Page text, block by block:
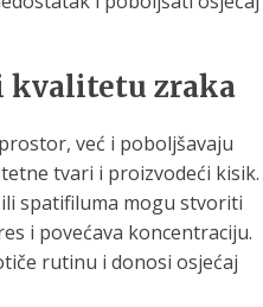
kvalitetu zraka
već i poboljšavaju
tvari i proizvodeći kisik.
spatifiluma mogu stvoriti
i povećava koncentraciju.
rutinu i donosi osjećaj